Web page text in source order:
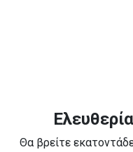
Θα βρείτε